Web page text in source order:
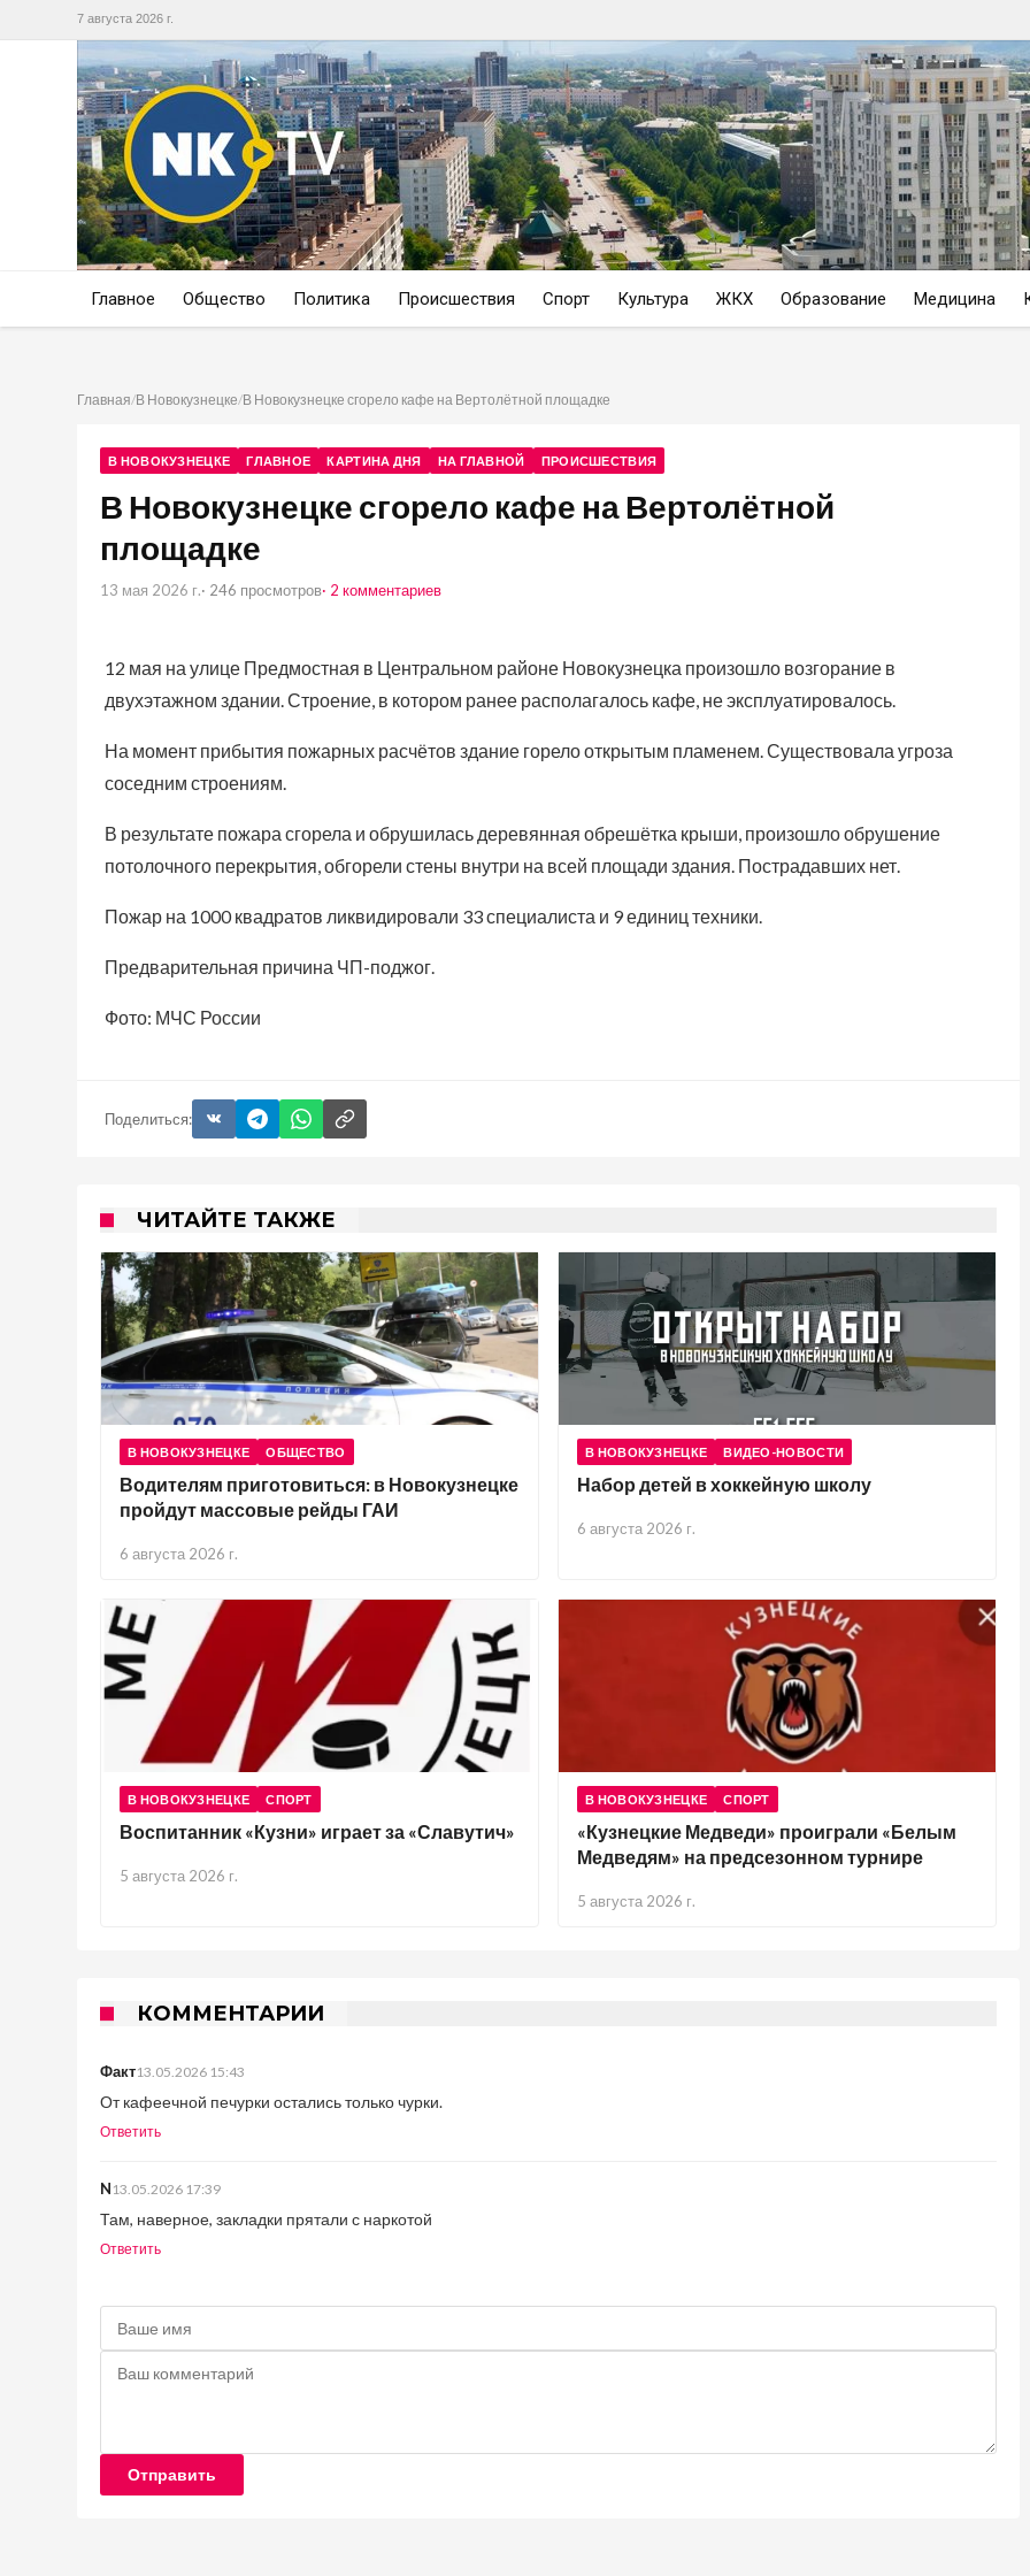
7 августа 2026 г.
Главное Общество Политика Происшествия Спорт Культура ЖКХ Образование Медицина
Главная/В Новокузнецке/В Новокузнецке сгорело кафе на Вертолётной площадке
В НОВОКУЗНЕЦКЕ ГЛАВНОЕ КАРТИНА ДНЯ НА ГЛАВНОЙ ПРОИСШЕСТВИЯ
В Новокузнецке сгорело кафе на Вертолётной
площадке
13 мая 2026 г.· 246 просмотров· 2 комментариев
12 мая на улице Предмостная в Центральном районе Новокузнецка произошло возгорание в
двухэтажном здании. Строение, в котором ранее располагалось кафе, не эксплуатировалось.
На момент прибытия пожарных расчётов здание горело открытым пламенем. Существовала угроза
соседним строениям.
В результате пожара сгорела и обрушилась деревянная обрешётка крыши, произошло обрушение
потолочного перекрытия, обгорели стены внутри на всей площади здания. Пострадавших нет.
Пожар на 1000 квадратов ликвидировали 33 специалиста и 9 единиц техники.
Предварительная причина ЧП-поджог.
Фото: МЧС России
Поделиться:
ЧИТАЙТЕ ТАКЖЕ
В НОВОКУЗНЕЦКЕ ОБЩЕСТВО
Водителям приготовиться: в Новокузнецке
пройдут массовые рейды ГАИ
6 августа 2026 г.
В НОВОКУЗНЕЦКЕ ВИДЕО-НОВОСТИ
Набор детей в хоккейную школу
6 августа 2026 г.
В НОВОКУЗНЕЦКЕ СПОРТ
Воспитанник «Кузни» играет за «Славутич»
5 августа 2026 г.
В НОВОКУЗНЕЦКЕ СПОРТ
«Кузнецкие Медведи» проиграли «Белым
Медведям» на предсезонном турнире
5 августа 2026 г.
КОММЕНТАРИИ
Факт13.05.2026 15:43
От кафеечной печурки остались только чурки.
Ответить
N 13.05.2026 17:39
Там, наверное, закладки прятали с наркотой
Ответить
Отправить